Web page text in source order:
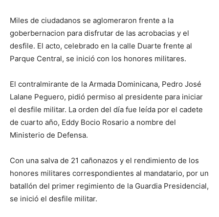
Miles de ciudadanos se aglomeraron frente a la
goberbernacion para disfrutar de las acrobacias y el
desfile. El acto, celebrado en la calle Duarte frente al
Parque Central, se inició con los honores militares.
El contralmirante de la Armada Dominicana, Pedro José
Lalane Peguero, pidió permiso al presidente para iniciar
el desfile militar. La orden del día fue leída por el cadete
de cuarto año, Eddy Bocio Rosario a nombre del
Ministerio de Defensa.
Con una salva de 21 cañonazos y el rendimiento de los
honores militares correspondientes al mandatario, por un
batallón del primer regimiento de la Guardia Presidencial,
se inició el desfile militar.